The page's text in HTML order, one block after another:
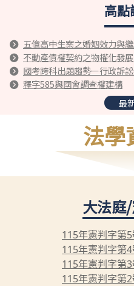
高點
五億高中生案之婚姻效力與
不動產債權契約之物權化發
國考跨科出題趨勢－行政訴
釋字585與國會調查權建構
最
法學
大法庭
115年憲判字第
115年憲判字第
115年憲判字第
115年憲判字第